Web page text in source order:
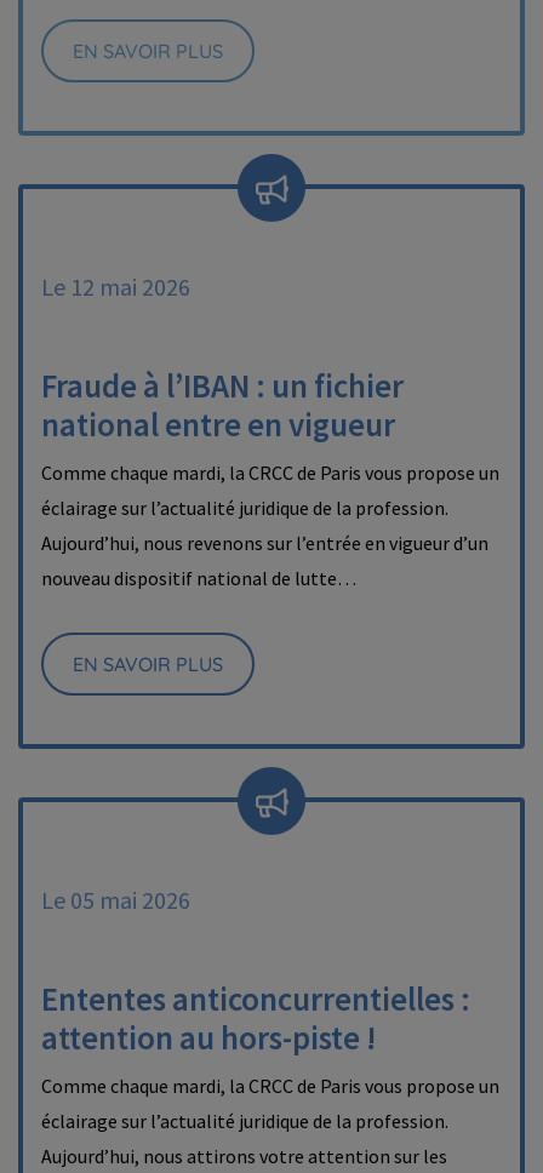
EN SAVOIR PLUS
Le 12 mai 2026
Fraude à l’IBAN : un fichier
national entre en vigueur
Comme chaque mardi, la CRCC de Paris vous propose un
éclairage sur l’actualité juridique de la profession.
Aujourd’hui, nous revenons sur l’entrée en vigueur d’un
nouveau dispositif national de lutte…
EN SAVOIR PLUS
Le 05 mai 2026
Ententes anticoncurrentielles :
attention au hors-piste !
Comme chaque mardi, la CRCC de Paris vous propose un
éclairage sur l’actualité juridique de la profession.
Aujourd’hui, nous attirons votre attention sur les